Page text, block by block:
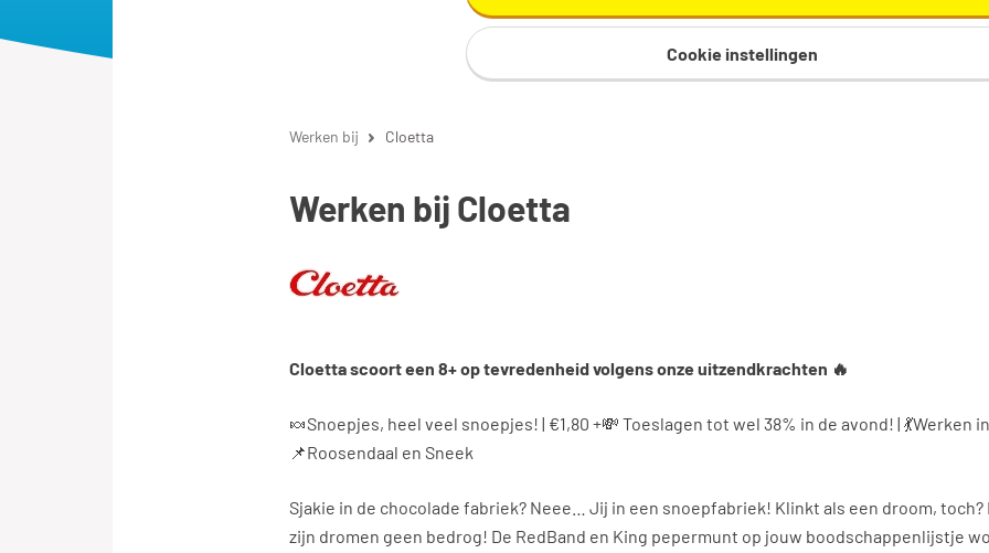
Cookie instellingen
Werken bij Cloetta
Werken bij Cloetta
Cloetta scoort een 8+ op tevredenheid volgens onze uitzendkrachten 🔥
🍬Snoepjes, heel veel snoepjes! | €1,80 +💸 Toeslagen tot wel 38% in de avond! | 💃Werken
📌Roosendaal en Sneek
Sjakie in de chocolade fabriek? Neee… Jij in een snoepfabriek! Klinkt als een droom, toch?
zijn dromen geen bedrog! De RedBand en King pepermunt op jouw boodschappenlijstje